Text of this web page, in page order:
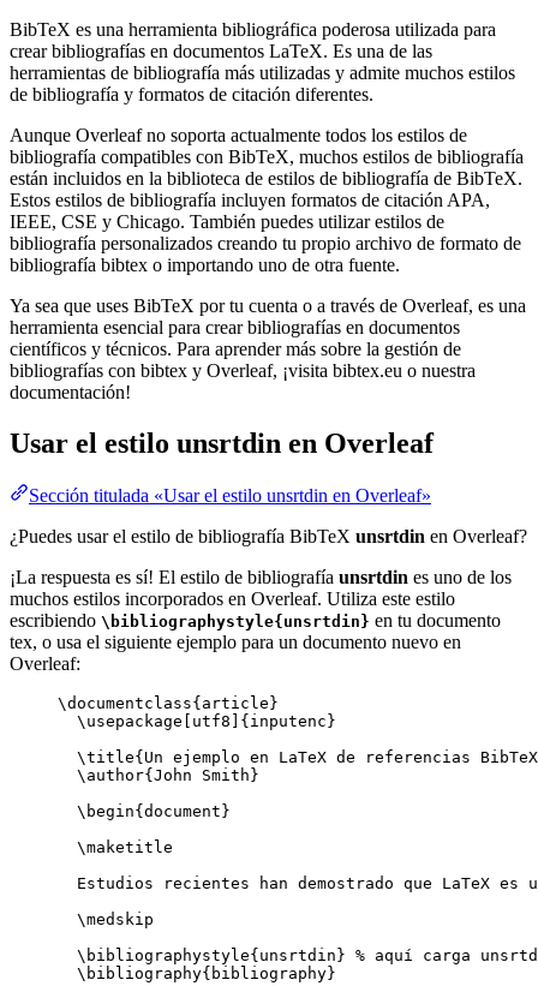
BibTeX es una herramienta bibliográfica poderosa utilizada para
crear bibliografías en documentos LaTeX. Es una de las
herramientas de bibliografía más utilizadas y admite muchos estilos
de bibliografía y formatos de citación diferentes.
Aunque Overleaf no soporta actualmente todos los estilos de
bibliografía compatibles con BibTeX, muchos estilos de bibliografía
están incluidos en la biblioteca de estilos de bibliografía de BibTeX.
Estos estilos de bibliografía incluyen formatos de citación APA,
IEEE, CSE y Chicago. También puedes utilizar estilos de
bibliografía personalizados creando tu propio archivo de formato de
bibliografía bibtex o importando uno de otra fuente.
Ya sea que uses BibTeX por tu cuenta o a través de Overleaf, es una
herramienta esencial para crear bibliografías en documentos
científicos y técnicos. Para aprender más sobre la gestión de
bibliografías con bibtex y Overleaf, ¡visita bibtex.eu o nuestra
documentación!
Usar el estilo unsrtdin en Overleaf
Sección titulada «Usar el estilo unsrtdin en Overleaf»
¿Puedes usar el estilo de bibliografía BibTeX unsrtdin en Overleaf?
¡La respuesta es sí! El estilo de bibliografía unsrtdin es uno de los
muchos estilos incorporados en Overleaf. Utiliza este estilo
escribiendo \bibliographystyle{unsrtdin} en tu documento
tex, o usa el siguiente ejemplo para un documento nuevo en
Overleaf:
\documentclass{ article }
\usepackage
utf8 ]{ inputenc }
\title{Un ejemplo en LaTeX de referencias
\author{John Smith}
\begin{ document }
\maketitle
Estudios recientes han demostrado que LaTeX
\medskip
\bibliographystyle{unsrtdin} % aquí carga
\bibliography{bibliography}